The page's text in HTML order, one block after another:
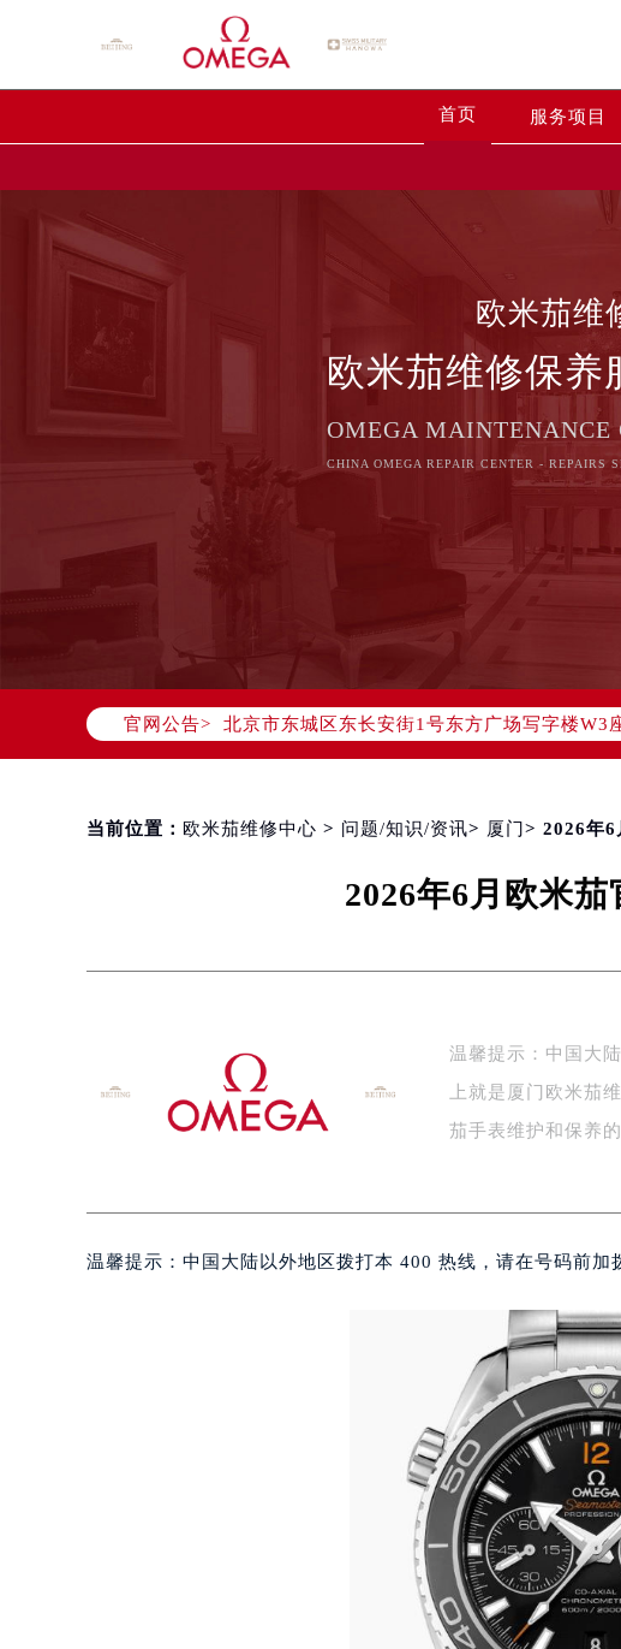
首页 服务项目
欧米茄维
欧米茄维修保养
OMEGA MAINTENANCE
CHINA OMEGA REPAIR CENTER - REPAIRS
官网公告>
2026年8月欧米茄中国区售后服务网络优化升
2026年8月欧米茄全国官方售后客户服务热线
欧米茄官方全国统一服务热线400-877-2083
2026年8月欧米茄售后服务中心最新网点地址：
北京市朝阳区建国门外大街甲6号华熙国际中
北京市东城区东长安街1号东方广场写字楼W3
天津市和平区赤峰道136号天津国际金融中心
上海市黄浦区南京东路299号宏伊国际广场写
常州市新北区龙锦路1590号现代传媒中心写
宁波市江北区大闸南路500号来福士广场办公
杭州市上城区钱江路1366号华润大厦写字楼A
金华市金东区东市南街777号金华万达广场写
济南市历下区经十路11111号华润中心写字楼
广州市越秀区环市东路371-375号世界贸易中
深圳市罗湖区深南东路5001号华润大厦写字楼
惠州市惠城区江北文昌一路7号华贸大厦写字
厦门市思明区湖滨东路95号华润大厦写字楼B
福州市鼓楼区五四路128-1号恒力城写字楼15
成都市锦江区人民东路6号SAC东原中心写字
重庆市江北区观音桥步行街2号融恒时代广场
长沙市芙蓉区定王台街道建湘路393号世茂环
郑州市二七区铭功路10号华润大厦写字楼29层
太原市迎泽区解放路15号亨得利名表服务中心
当前位置： 欧米茄维修中心 > 问题/知识/资讯> 厦门 > 2026年6
2026年6月欧米
温馨提示：中国大
上就是厦门欧米茄
茄手表维护和保养
温馨提示：中国大陆以外地区拨打本 400 热线，请在号码前加